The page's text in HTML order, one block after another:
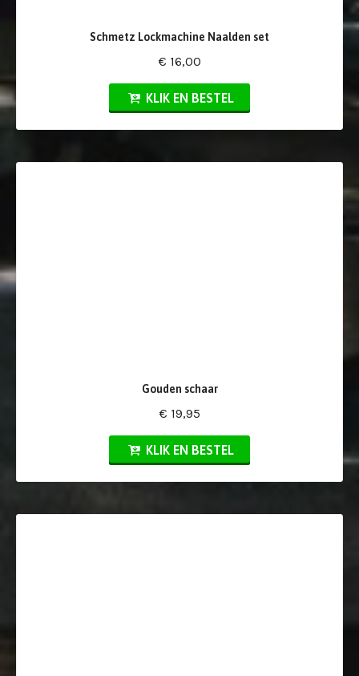
Schmetz Lockmachine Naalden set
€ 16,00
KLIK EN BESTEL
Gouden schaar
€ 19,95
KLIK EN BESTEL